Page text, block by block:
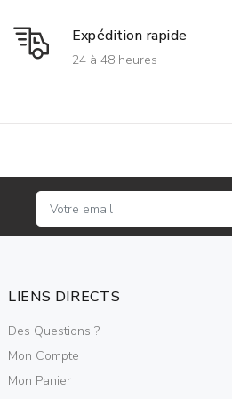
Expédition rapide
24 à 48 heures
LIENS DIRECTS
Des Questions ?
Mon Compte
Mon Panier